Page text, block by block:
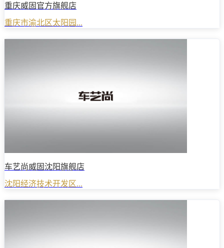
重庆威固官方旗舰店
重庆市渝北区太阳园...
车艺尚威固沈阳旗舰店
沈阳经济技术开发区...